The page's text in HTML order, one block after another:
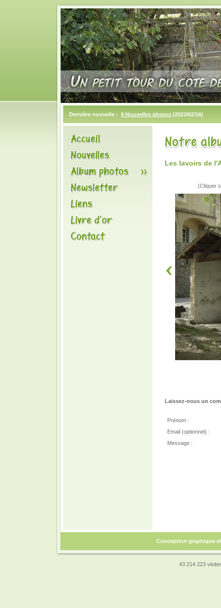
Dernière nouvelle : 9 Nouvelles photos (2023/02/16)
Les lavoirs de
(Cliquer
Laissez-nous un
Prénom :
Email (optionnel) :
Message :
Conception graphique
43 214 223